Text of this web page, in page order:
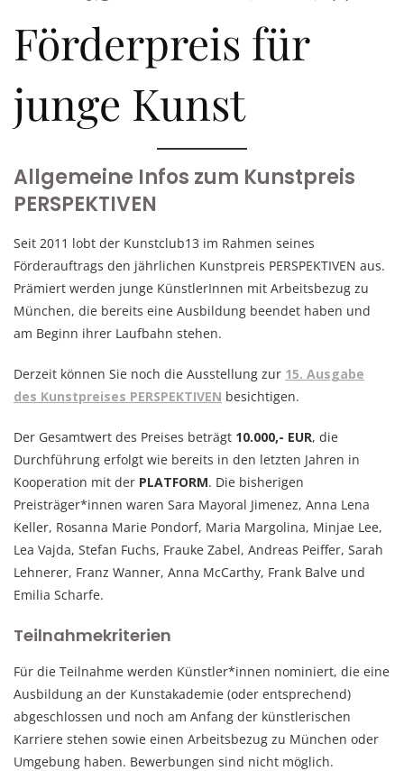
Förderpreis für
junge Kunst
Allgemeine Infos zum Kunstpreis
PERSPEKTIVEN
Seit 2011 lobt der Kunstclub13 im Rahmen seines
Förderauftrags den jährlichen Kunstpreis PERSPEKTIVEN aus.
Prämiert werden junge KünstlerInnen mit Arbeitsbezug zu
München, die bereits eine Ausbildung beendet haben und
am Beginn ihrer Laufbahn stehen.
Derzeit können Sie noch die Ausstellung zur 15. Ausgabe
des Kunstpreises PERSPEKTIVEN besichtigen.
Der Gesamtwert des Preises beträgt 10.000,- EUR, die
Durchführung erfolgt wie bereits in den letzten Jahren in
Kooperation mit der PLATFORM. Die bisherigen
Preisträger*innen waren Sara Mayoral Jimenez, Anna Lena
Keller, Rosanna Marie Pondorf, Maria Margolina, Minjae Lee,
Lea Vajda, Stefan Fuchs, Frauke Zabel, Andreas Peiffer, Sarah
Lehnerer, Franz Wanner, Anna McCarthy, Frank Balve und
Emilia Scharfe.
Teilnahmekriterien
Für die Teilnahme werden Künstler*innen nominiert, die eine
Ausbildung an der Kunstakademie (oder entsprechend)
abgeschlossen und noch am Anfang der künstlerischen
Karriere stehen sowie einen Arbeitsbezug zu München oder
Umgebung haben. Bewerbungen sind nicht möglich.